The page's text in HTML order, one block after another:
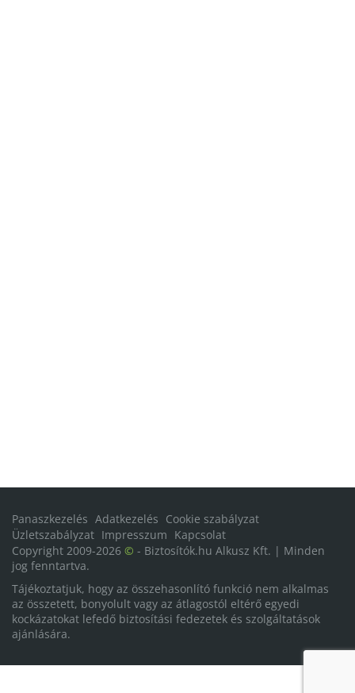
Panaszkezelés Adatkezelés Cookie szabályzat
Üzletszabályzat Impresszum Kapcsolat
Copyright 2009-2026 © - Biztosítók.hu Alkusz Kft. | Minden
jog fenntartva.
Tájékoztatjuk, hogy az összehasonlító funkció nem alkalmas
az összetett, bonyolult vagy az átlagostól eltérő egyedi
kockázatokat lefedő biztosítási fedezetek és szolgáltatások
ajánlására.